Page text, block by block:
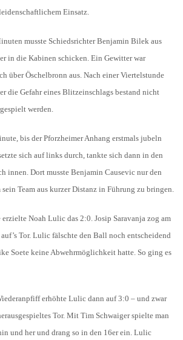
Einsatz.
musste Schiedsrichter Benjamin Bilek aus
in die Kabinen schicken. Ein Gewitter war
über Öschelbronn aus. Nach einer Viertelstunde
die Gefahr eines Blitzeinschlags bestand nicht
werden.
bis der Pforzheimer Anhang erstmals jubeln
sich auf links durch, tankte sich dann in den
innen. Dort musste Benjamin Causevic nur den
Team aus kurzer Distanz in Führung zu bringen.
Noah Lulic das 2:0. Josip Saravanja zog am
Tor. Lulic fälschte den Ball noch entscheidend
Soete keine Abwehrmöglichkeit hatte. So ging es
erhöhte Lulic dann auf 3:0 – und zwar
Tor. Mit Tim Schwaiger spielte man
und her und drang so in den 16er ein. Lulic